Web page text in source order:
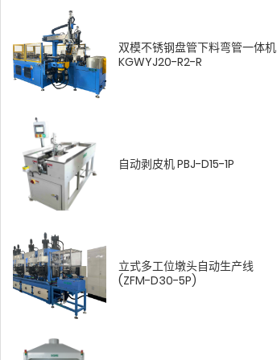
双模不锈钢盘管下料弯管一体机
KGWYJ20-R2-R
自动剥皮机 PBJ-D15-1P
立式多工位墩头自动生产线
(ZFM-D30-5P)